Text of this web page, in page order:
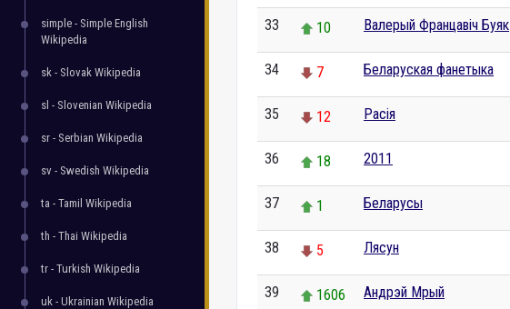
simple - Simple English
Wikipedia
sk - Slovak Wikipedia
sl - Slovenian Wikipedia
sr - Serbian Wikipedia
sv - Swedish Wikipedia
ta - Tamil Wikipedia
th - Thai Wikipedia
tr - Turkish Wikipedia
uk - Ukrainian Wikipedia
33 10 Валерый Францавіч Буяк
34 7 Беларуская фанетыка
35 12 Расія
36 18 2011
37 1 Беларусы
38 5 Лясун
39 1606 Андрэй Мрый